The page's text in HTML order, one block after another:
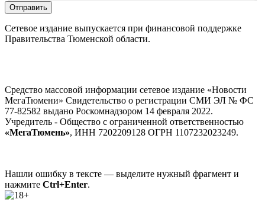
Отправить
Сетевое издание выпускается при финансовой поддержке
Правительства Тюменской области.
Средство массовой информации сетевое издание «Новости
МегаТюмени» Свидетельство о регистрации СМИ ЭЛ № ФС
77-82582 выдано Роскомнадзором 14 февраля 2022.
Учредитель - Общество с ограниченной ответственностью
«МегаТюмень», ИНН 7202209128 ОГРН 1107232023249.
Нашли ошибку в тексте — выделите нужный фрагмент и
нажмите Ctrl+Enter.